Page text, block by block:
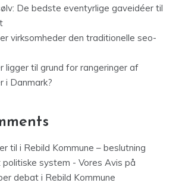
De bedste eventyrlige gaveidéer til
virksomheder den traditionelle seo-
ligger til grund for rangeringer af
i Danmark?
til i Rebild Kommune – beslutning
system - Vores Avis på
debat i Rebild Kommune